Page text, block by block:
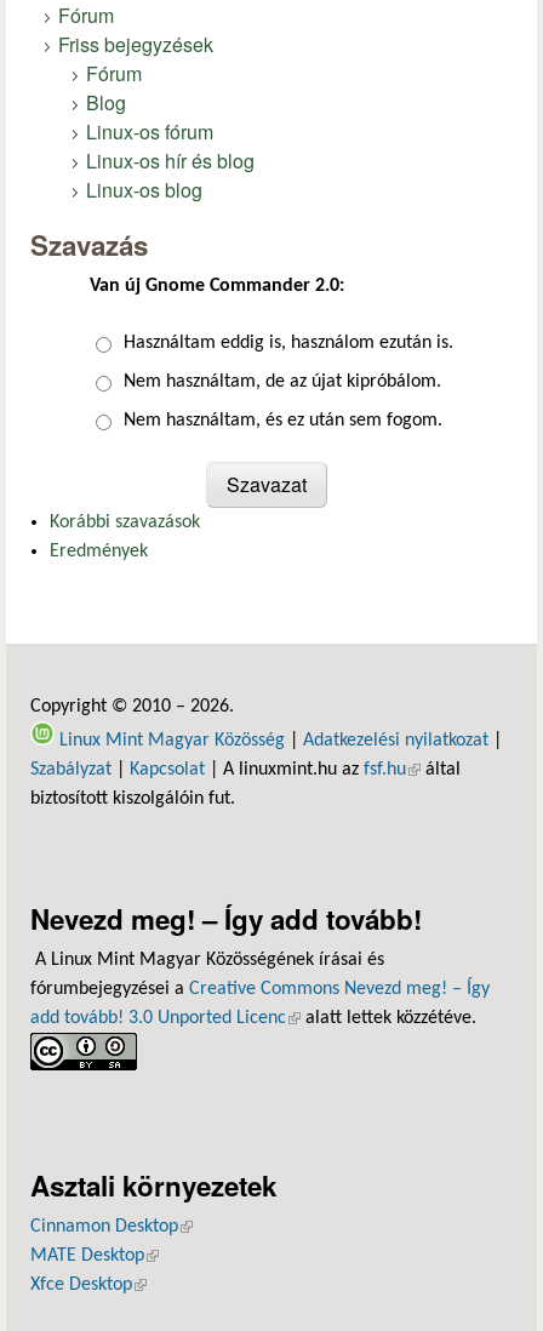
Fórum
Friss bejegyzések
Fórum
Blog
Linux-os fórum
Linux-os hír és blog
Linux-os blog
Szavazás
Van új Gnome Commander 2.0:
Választások
Használtam eddig is, használom ezután is.
Nem használtam, de az újat kipróbálom.
Nem használtam, és ez után sem fogom.
Korábbi szavazások
Eredmények
Copyright © 2010 – 2026.
Linux Mint Magyar Közösség
Adatkezelési nyilatkozat
Szabályzat
Kapcsolat | A linuxmint.hu az fsf.hu(külső hivatkozás)
által
biztosított kiszolgálóin fut.
Nevezd meg! – Így add tovább!
A Linux Mint Magyar Közösségének írásai és
fórumbejegyzései a Creative Commons Nevezd meg! – Így
add tovább! 3.0 Unported Licenc(külső hivatkozás)
alatt lettek közzétéve.
Asztali környezetek
Cinnamon Desktop(külső hivatkozás)
MATE Desktop(külső hivatkozás)
Xfce Desktop(külső hivatkozás)